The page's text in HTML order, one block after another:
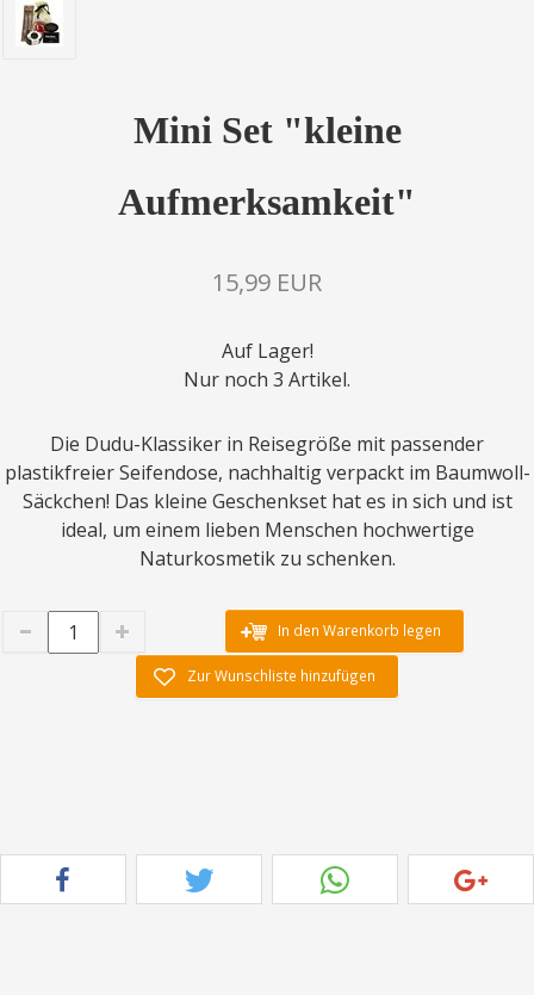
Mini Set "kleine
Aufmerksamkeit"
15,99 EUR
Auf Lager!
Nur noch 3 Artikel.
Die Dudu-Klassiker in Reisegröße mit passender
plastikfreier Seifendose, nachhaltig verpackt im Baumwoll-
Säckchen! Das kleine Geschenkset hat es in sich und ist
ideal, um einem lieben Menschen hochwertige
Naturkosmetik zu schenken.
In den Warenkorb legen
Zur Wunschliste hinzufügen